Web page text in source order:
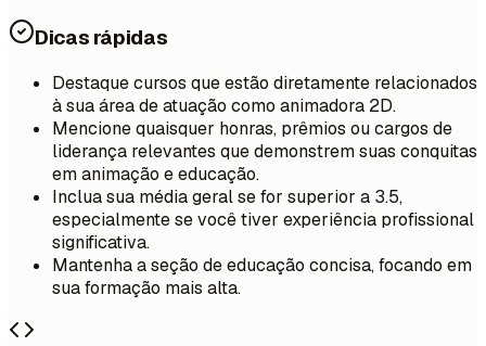
Dicas rápidas
Destaque cursos que estão diretamente relacionados
à sua área de atuação como animadora 2D.
Mencione quaisquer honras, prêmios ou cargos de
liderança relevantes que demonstrem suas conquitas
em animação e educação.
Inclua sua média geral se for superior a 3.5,
especialmente se você tiver experiência profissional
significativa.
Mantenha a seção de educação concisa, focando em
sua formação mais alta.